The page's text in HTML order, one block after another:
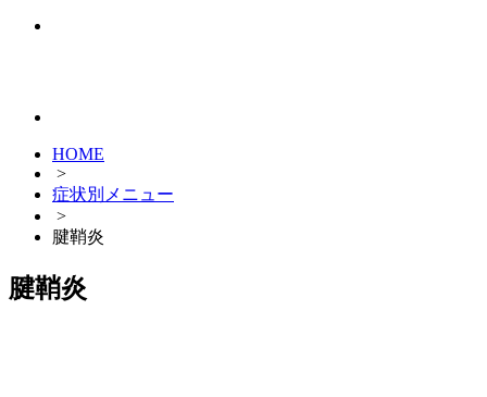
HOME
>
症状別メニュー
>
腱鞘炎
腱鞘炎